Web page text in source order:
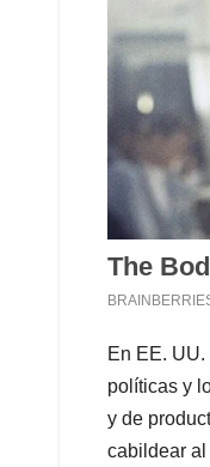
En EE.
políticas y
y de
cabildear